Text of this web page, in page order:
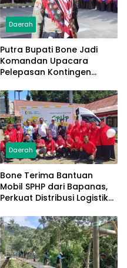
Daerah
Putra Bupati Bone Jadi
Komandan Upacara
Pelepasan Kontingen
Daerah
Bone Terima Bantuan
Mobil SPHP dari Bapanas,
Perkuat Distribusi Logistik